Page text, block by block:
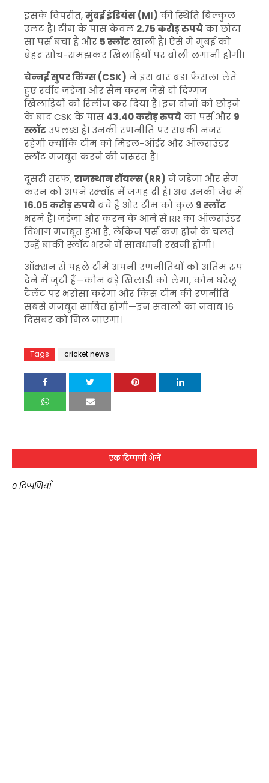
इसके विपरीत,मुंबई इंडियंस (MI) की स्थिति बिल्कुल
उलट है। टीम के पास केवल 2.75 करोड़ रुपयेका छोटा
सा पर्स बचा है और 5 स्लॉटखाली हैं। ऐसे में मुंबई को
बेहद सोच-समझकर खिलाड़ियों पर बोली लगानी होगी।
चेन्नई सुपर किंग्स (CSK) ने इस बार बड़ा फैसला लेते
हुए रवींद्र जडेजा और सैम करन जैसे दो दिग्गज
खिलाड़ियों को रिलीज कर दिया है। इन दोनों को छोड़ने
के बाद CSK के पास 43.40 करोड़ रुपयेका पर्स और 9
स्लॉटउपलब्ध हैं। उनकी रणनीति पर सबकी नजर
रहेगी क्योंकि टीम को मिडल-ऑर्डर और ऑलराउंडर
स्लॉट मजबूत करने की जरूरत है।
दूसरी तरफ,राजस्थान रॉयल्स (RR) ने जडेजा और सैम
करन को अपने स्क्वॉड में जगह दी है। अब उनकी जेब में
16.05 करोड़ रुपयेबचे हैं और टीम को कुल 9 स्लॉट
भरने हैं। जडेजा और करन के आने से RR का ऑलराउंडर
विभाग मजबूत हुआ है, लेकिन पर्स कम होने के चलते
उन्हें बाकी स्लॉट भरने में सावधानी रखनी होगी।
ऑक्शन से पहले टीमें अपनी रणनीतियों को अंतिम रूप
देने में जुटी हैं—कौन बड़े खिलाड़ी को लेगा, कौन घरेलू
टैलेंट पर भरोसा करेगा और किस टीम की रणनीति
सबसे मजबूत साबित होगी—इन सवालों का जवाब 16
दिसंबर को मिल जाएगा।
Tags cricket news
एक टिप्पणी भेजें
0 टिप्पणियाँ